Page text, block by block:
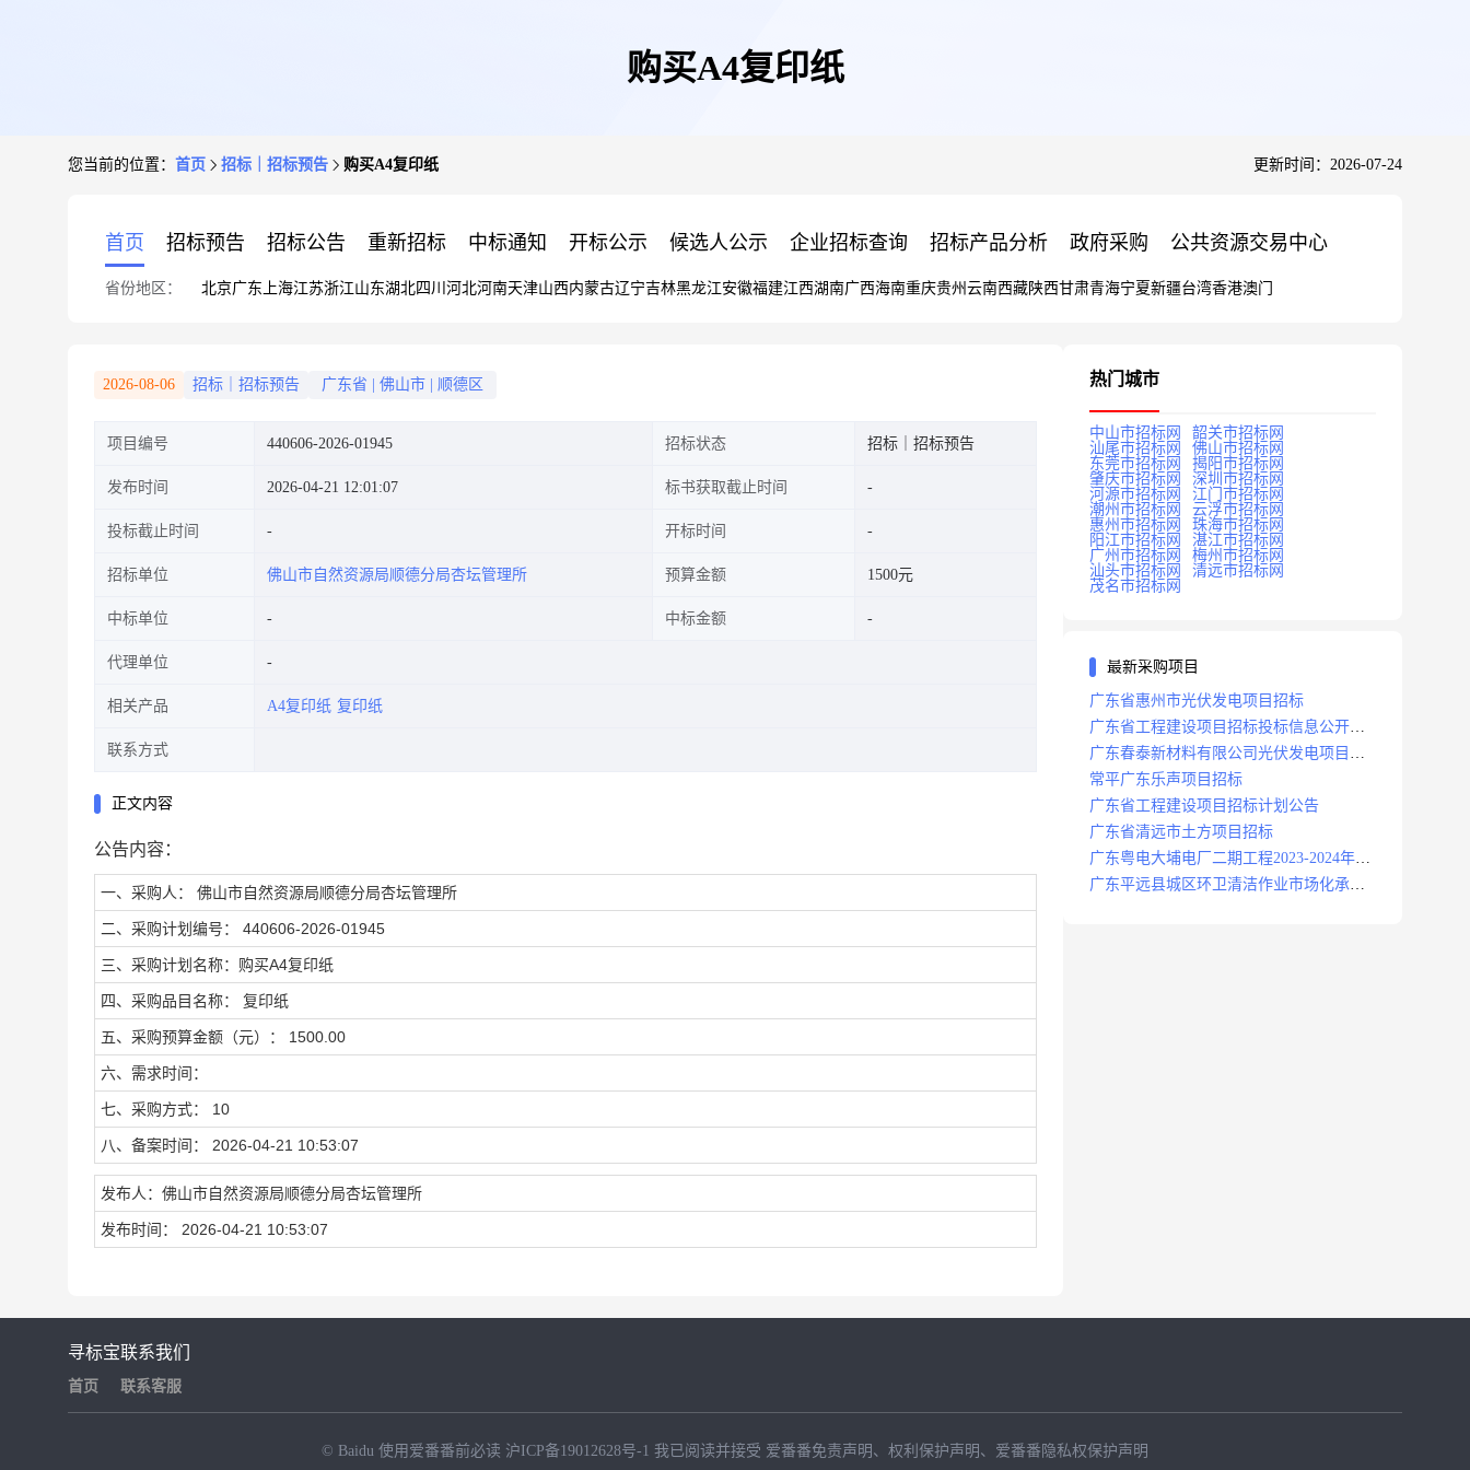
购买A4复印纸
您当前的位置： 首页 招标｜招标预告 购买A4复印纸 更新时间：2026-07-24
首页 招标预告 招标公告 重新招标 中标通知 开标公示 候选人公示 企业招标查询 招标产品分析 政府采购 公共资源交易中心
省份地区： 北京广东 上海江苏浙江山东湖北四川 河北河南天津山西内蒙古辽宁吉林黑龙江安徽福建江西湖南广西海南重庆贵州 云南西藏陕西甘肃青海宁夏新疆台湾香港澳门
2026-08-06 招标｜招标预告 广东省 佛山市 顺德区
项目编号 440606-2026-01945 招标状态 招标｜招标预告
发布时间 2026-04-21 12:01:07 标书获取截止时间
投标截止时间 开标时间
招标单位 佛山市自然资源局顺德分局杏坛管理所 预算金额 1500元
中标单位 中标金额
代理单位
相关产品 A4复印纸 复印纸
联系方式
正文内容
公告内容：
一、采购人： 佛山市自然资源局顺德分局杏坛管理所
二、采购计划编号： 440606-2026-01945
三、采购计划名称：购买A4复印纸
四、采购品目名称： 复印纸
五、采购预算金额（元）： 1500.00
六、需求时间：
七、采购方式： 10
八、备案时间： 2026-04-21 10:53:07
发布人：佛山市自然资源局顺德分局杏坛管理所
发布时间： 2026-04-21 10:53:07
热门城市
中山市招标网
韶关市招标网
汕尾市招标网
佛山市招标网
东莞市招标网
揭阳市招标网
肇庆市招标网
深圳市招标网
河源市招标网
江门市招标网
潮州市招标网
云浮市招标网
惠州市招标网
珠海市招标网
阳江市招标网
湛江市招标网
广州市招标网
梅州市招标网
汕头市招标网
清远市招标网
茂名市招标网
最新采购项目
广东省惠州市光伏发电项目招标
广东省工程建设项目招标投标信息公开目
录
广东春泰新材料有限公司光伏发电项目招
标
常平广东乐声项目招标
广东省工程建设项目招标计划公告
广东省清远市土方项目招标
广东粤电大埔电厂二期工程2023-2024年度
安保服务项目招标公告
广东平远县城区环卫清洁作业市场化承包
寻标宝
首页
联系我们
联系客服
© Baidu 使用爱番番前必读 沪ICP备19012628号-1 我已阅读并接受 爱番番免责声明 、 权利保护声明 、 爱番番隐私权保护声明